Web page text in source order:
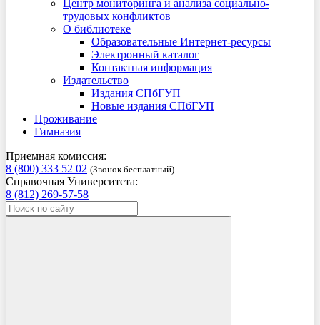
Центр мониторинга и анализа социально-
трудовых конфликтов
О библиотеке
Образовательные Интернет-ресурсы
Электронный каталог
Контактная информация
Издательство
Издания СПбГУП
Новые издания СПбГУП
Проживание
Гимназия
Приемная комиссия:
8 (800) 333 52 02 (Звонок бесплатный)
Справочная Университета:
8 (812) 269-57-58